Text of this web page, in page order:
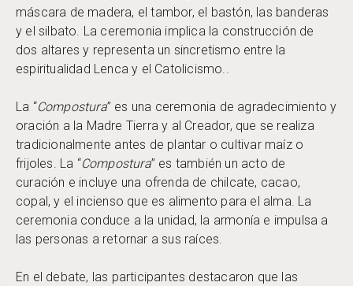
máscara de madera, el tambor, el bastón, las banderas
y el silbato. La ceremonia implica la construcción de
dos altares y representa un sincretismo entre la
espiritualidad Lenca y el Catolicismo..
La “Compostura” es una ceremonia de agradecimiento y
oración a la Madre Tierra y al Creador, que se realiza
tradicionalmente antes de plantar o cultivar maíz o
frijoles. La “Compostura” es también un acto de
curación e incluye una ofrenda de chilcate, cacao,
copal, y el incienso que es alimento para el alma. La
ceremonia conduce a la unidad, la armonía e impulsa a
las personas a retornar a sus raíces.
En el debate, las participantes destacaron que las